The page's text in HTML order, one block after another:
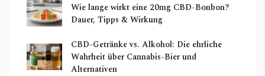
Wie lange wirkt eine 20mg CBD-Bonbon?
Dauer, Tipps & Wirkung
CBD-Getränke vs. Alkohol: Die ehrliche
Wahrheit über Cannabis-Bier und
Alternativen